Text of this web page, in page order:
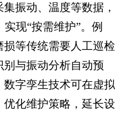
振动、温度等数据，
现“按需维护”。例
等传统需要人工巡检
与振动分析自动预
字孪生技术可在虚拟
化维护策略，延长设